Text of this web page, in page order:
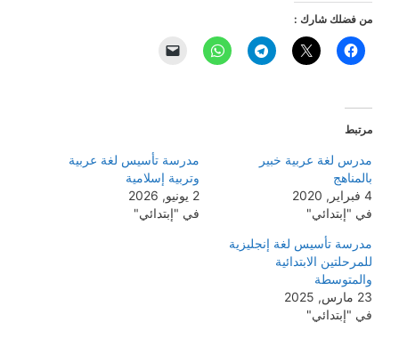
من فضلك شارك :
مرتبط
مدرس لغة عربية خبير
بالمناهج
4 فبراير, 2020
في "إبتدائي"
مدرسة تأسيس لغة عربية
وتربية إسلامية
2 يونيو, 2026
في "إبتدائي"
مدرسة تأسيس لغة إنجليزية
للمرحلتين الابتدائية
والمتوسطة
23 مارس, 2025
في "إبتدائي"